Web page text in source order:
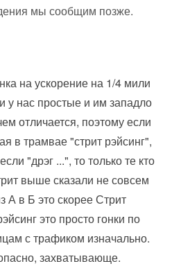
мы сообщим позже.
на ускорение на 1/4 мили
у нас простые и им западло
отличается, поэтому если
в трамвае "стрит рэйсинг",
"дрэг ...", то только те кто
выше сказали не совсем
А в Б это скорее Стрит
это просто гонки по
с трафиком изначально.
захватывающе.